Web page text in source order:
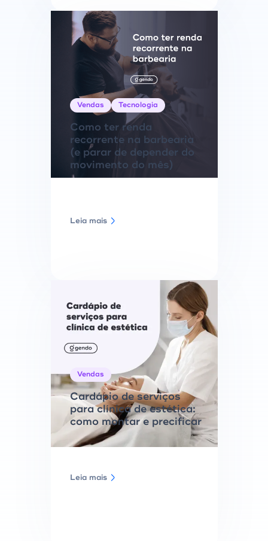
Vendas Tecnologia
Como ter renda
recorrente na barbearia
(e parar de depender do
movimento do mês)
Leia mais
Vendas
Cardápio de serviços
para clínica de estética:
como montar e precificar
Leia mais